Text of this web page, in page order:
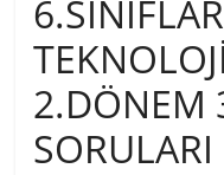
2.DÖNEM
SORULARI